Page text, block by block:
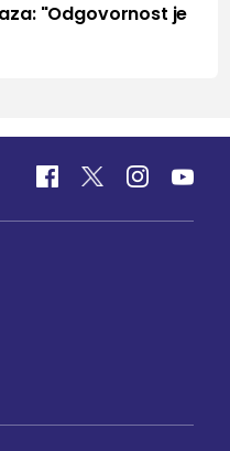
"Odgovornost je